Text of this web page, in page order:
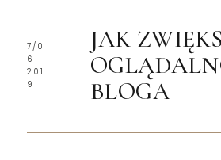
7/0
6
201
9
JAK
BLOGA